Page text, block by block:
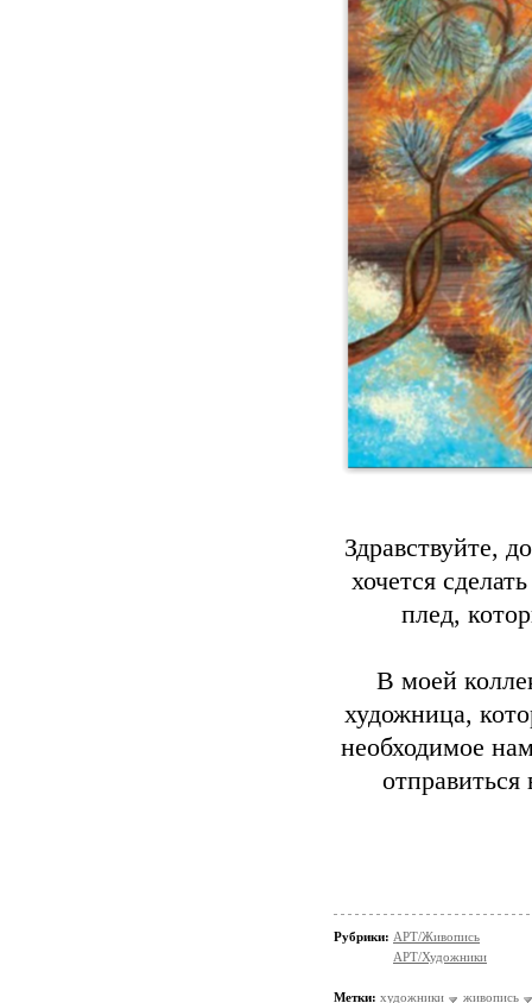
Здравствуйте,
хочется
плед,
В моей
художница,
необходимое
отправиться
Рубрики: АРТ/Живопись
АРТ/Художники
Метки: художники живопись